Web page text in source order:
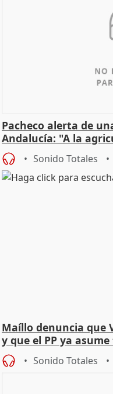
Pacheco alerta de
Andalucía: "A la
Sonido Totales
Maíllo denuncia que
y que el PP ya
Sonido Totales